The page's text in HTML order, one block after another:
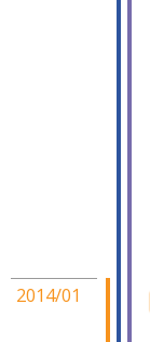
2014/01